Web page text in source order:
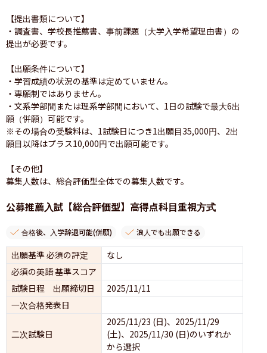
【提出書類について】
・調査書、学校長推薦書、事前課題（大学入学希望理由書）の
提出が必要です。
【出願条件について】
・学習成績の状況の基準は定めていません。
・専願制ではありません。
・文系学部間または理系学部間において、1日の試験で最大6出
願（併願）可能です。
※その場合の受験料は、1試験日につき1出願目35,000円、2出
願目以降はプラス10,000円で出願可能です。
【その他】
募集人数は、総合評価型全体での募集人数です。
公募推薦入試【総合評価型】高得点科目重視方式
合格後、入学辞退可能(併願) 浪人でも出願できる
出願基準 必須の評定
なし
必須の英語 基準スコア
試験日程 出願締切日
2025/11/11
一次合格発表日
二次試験日
2025/11/23 (日)、2025/11/29
(土)、2025/11/30 (日)のいずれか
から選択